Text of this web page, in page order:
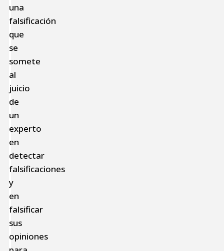
una
falsificación
que
se
somete
al
juicio
de
un
experto
en
detectar
falsificaciones
y
en
falsificar
sus
opiniones